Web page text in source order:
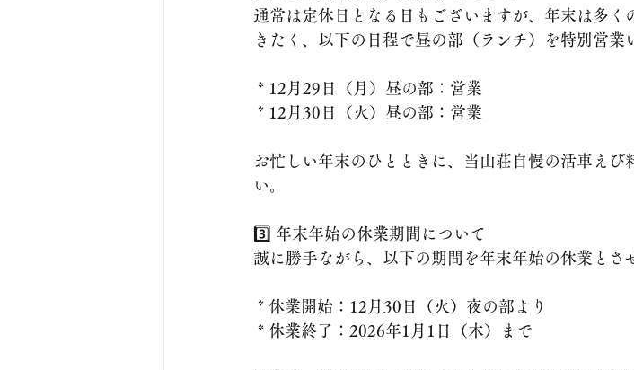
通常は定休日となる日もございますが、年末は多
きたく、以下の日程で昼の部（ランチ）を特別営業
* 12月29日（月）昼の部：営業
* 12月30日（火）昼の部：営業
お忙しい年末のひとときに、当山荘自慢の活車えび
い。
3️⃣ 年末年始の休業期間について
誠に勝手ながら、以下の期間を年末年始の休業とさ
* 休業開始：12月30日（火）夜の部より
* 休業終了：2026年1月1日（木）まで